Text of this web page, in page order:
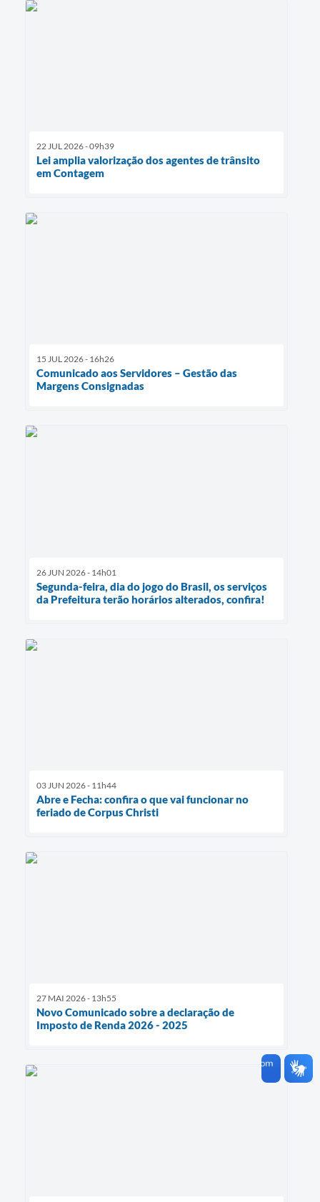
22 JUL 2026 - 09h39
Lei amplia valorização dos agentes de trânsito
em Contagem
15 JUL 2026 - 16h26
Comunicado aos Servidores – Gestão das
Margens Consignadas
26 JUN 2026 - 14h01
Segunda-feira, dia do jogo do Brasil, os serviços
da Prefeitura terão horários alterados, confira!
03 JUN 2026 - 11h44
Abre e Fecha: confira o que vai funcionar no
feriado de Corpus Christi
27 MAI 2026 - 13h55
Novo Comunicado sobre a declaração de
Imposto de Renda 2026 - 2025